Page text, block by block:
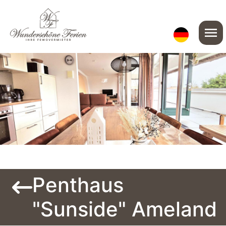
menu
Penthaus
"Sunside" Ameland